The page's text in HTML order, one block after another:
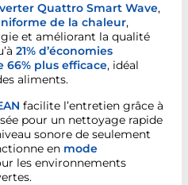
Quattro Smart Wave,
de la chaleur,
et améliorant la qualité
21% d’économies
66% plus efficace, idéal
aliments.
facilite l’entretien grâce à
pour un nettoyage rapide
sonore de seulement
en mode
les environnements